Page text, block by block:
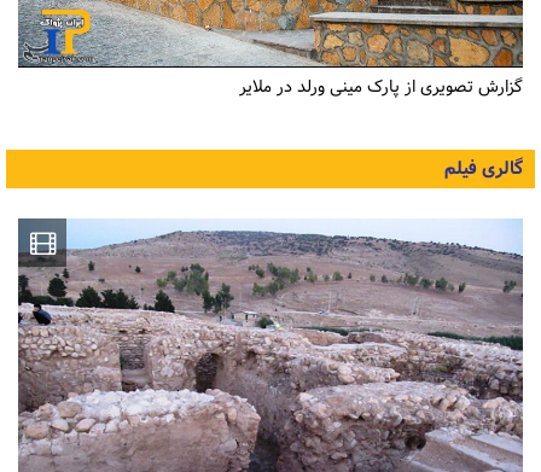
گزارش تصویری از پارک مینی ورلد در ملایر
گالری فیلم